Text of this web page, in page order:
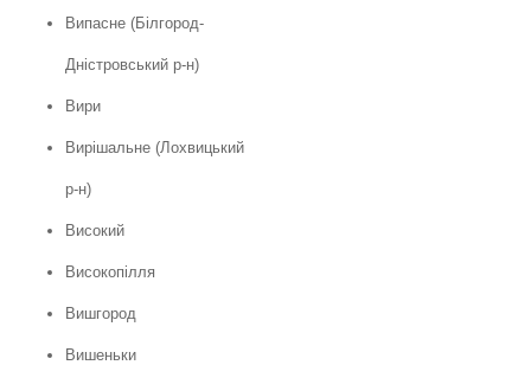
Випасне (Білгород-
Дністровський р-н)
Вири
Вирішальне (Лохвицький
р-н)
Високий
Високопілля
Вишгород
Вишеньки